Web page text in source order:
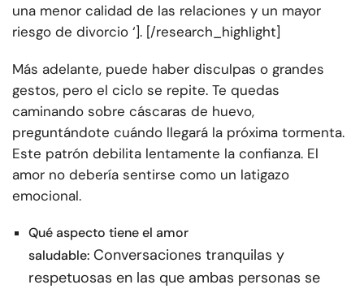
una menor calidad de las relaciones y un mayor
riesgo de divorcio ‘]. [/research_highlight]
Más adelante, puede haber disculpas o grandes
gestos, pero el ciclo se repite. Te quedas
caminando sobre cáscaras de huevo,
preguntándote cuándo llegará la próxima tormenta.
Este patrón debilita lentamente la confianza. El
amor no debería sentirse como un latigazo
emocional.
Qué aspecto tiene el amor
saludable: Conversaciones tranquilas y
respetuosas en las que ambas personas se